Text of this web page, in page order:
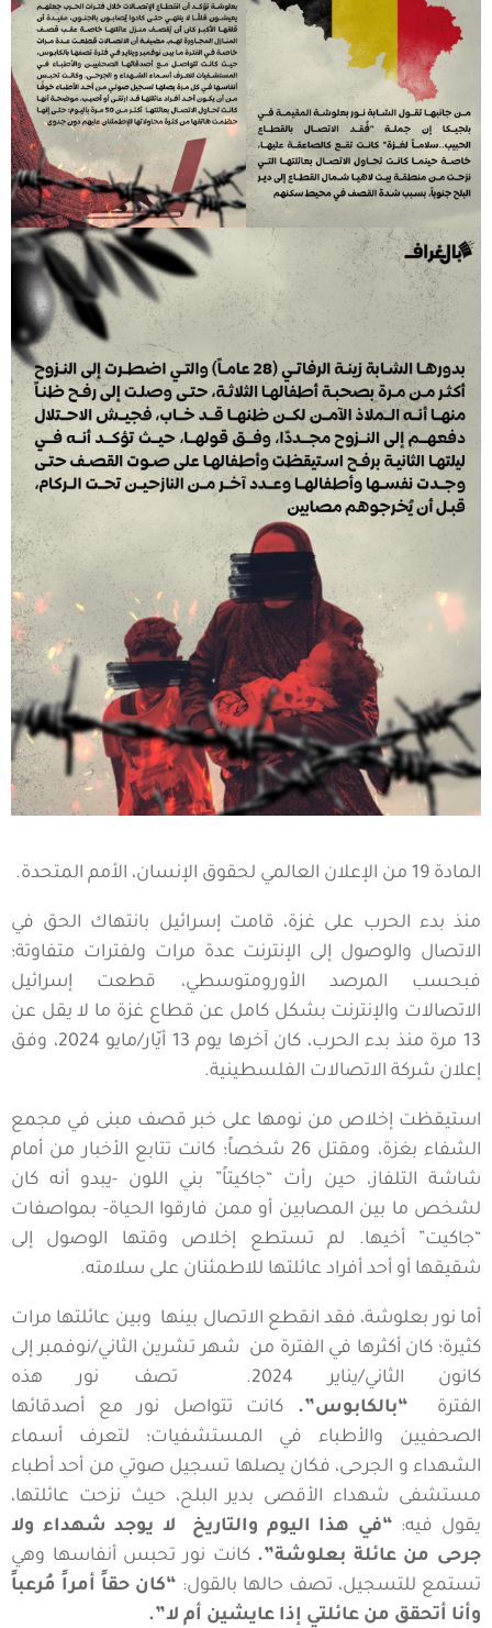
المادة 19 من الإعلان العالمي لحقوق الإنسان، الأمم المتحدة.
منذ بدء الحرب على غزة، قامت إسرائيل بانتهاك الحق في
الاتصال والوصول إلى الإنترنت عدة مرات ولفترات متفاوتة؛
فبحسب المرصد الأورومتوسطي، قطعت إسرائيل
الاتصالات والإنترنت بشكل كامل عن قطاع غزة ما لا يقل عن
13 مرة منذ بدء الحرب، كان آخرها يوم 13 أيّار/مايو 2024، وفق
إعلان شركة الاتصالات الفلسطينية.
استيقظت إخلاص من نومها على خبر قصف مبنى في مجمع
الشفاء بغزة، ومقتل 26 شخصاً؛ كانت تتابع الأخبار من أمام
شاشة التلفاز، حين رأت “جاكيتاً” بني اللون -يبدو أنه كان
لشخص ما بين المصابين أو ممن فارقوا الحياة- بمواصفات
“جاكيت” أخيها. لم تستطع إخلاص وقتها الوصول إلى
شقيقها أو أحد أفراد عائلتها للاطمئنان على سلامته.
أما نور بعلوشة، فقد انقطع الاتصال بينها وبين عائلتها مرات
كثيرة؛ كان أكثرها في الفترة من شهر تشرين الثاني/نوفمبر إلى
كانون الثاني/يناير 2024. تصف نور هذه
الفترة “بالكابوس”. كانت تتواصل نور مع أصدقائها
الصحفيين والأطباء في المستشفيات؛ لتعرف أسماء
الشهداء و الجرحى، فكان يصلها تسجيل صوتي من أحد أطباء
مستشفى شهداء الأقصى بدير البلح، حيث نزحت عائلتها،
يقول فيه: “في هذا اليوم والتاريخ لا يوجد شهداء ولا
جرحى من عائلة بعلوشة”. كانت نور تحبس أنفاسها وهي
تستمع للتسجيل، تصف حالها بالقول: “كان حقاً أمراً مُرعباً
وأنا أتحقق من عائلتي إذا عايشين أم لا”.